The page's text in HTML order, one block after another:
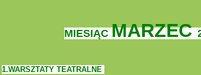
MIESIĄC MARZEC
1.WARSZTATY TEATRALNE